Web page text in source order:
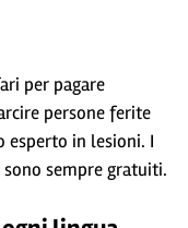
per pagare
persone ferite
esperto in lesioni. I
sempre gratuiti.